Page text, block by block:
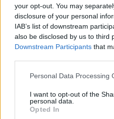
your opt-out. You may
disclosure of your personal
IAB’s list of downstream
also be disclosed by us to third
Downstream Participants that
Please note that this website/
not limited to your visit or
grant or deny consent to
use your data for below
Personal Data Processing
I want to opt-out of the
personal data.
Opted In